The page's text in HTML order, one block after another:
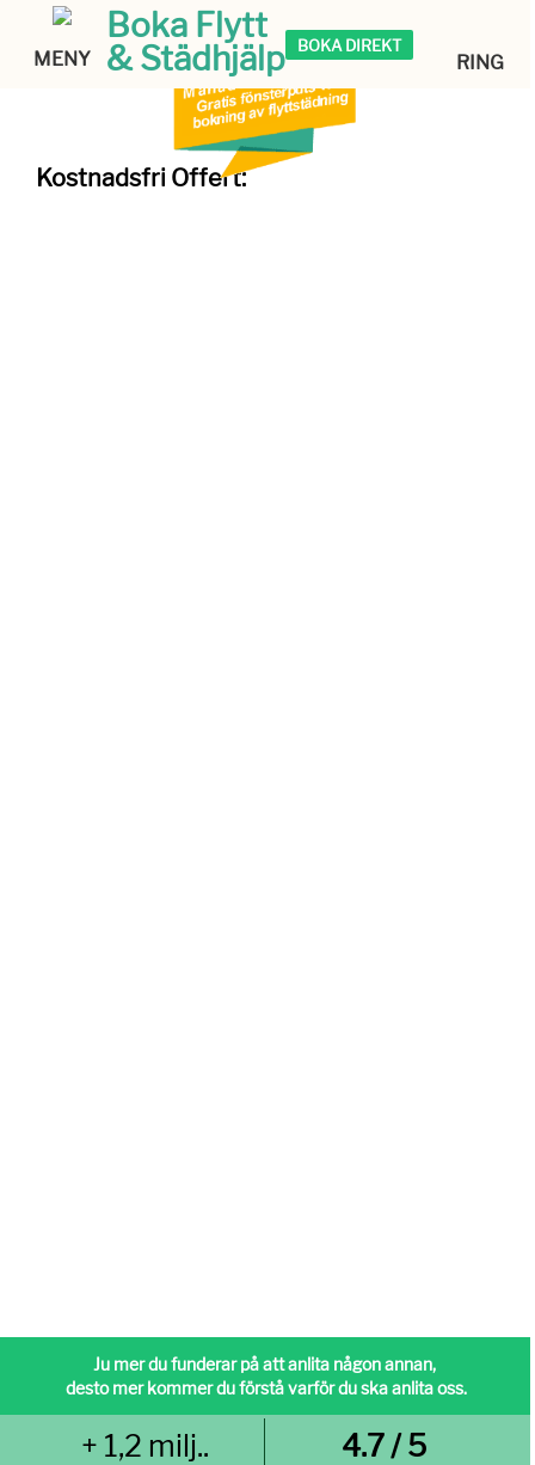
MENY
Boka Flytt
& Städhjälp
BOKA DIREKT
RING
Kostnadsfri Offert:
Ju mer du funderar på att anlita någon annan,
desto mer kommer du förstå varför du ska anlita oss.
+ 1,2 milj.. 4.7 / 5